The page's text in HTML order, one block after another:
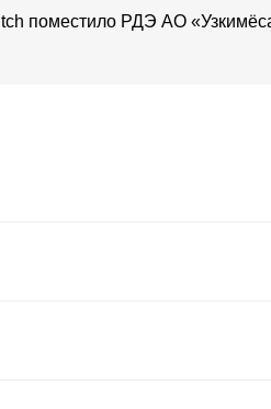
поместило РДЭ АО